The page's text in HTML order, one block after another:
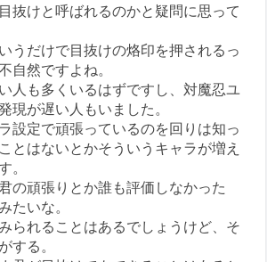
抜けと呼ばれるのかと疑問に思って
うだけで目抜けの烙印を押されるっ
自然ですよね。
人も多くいるはずですし、対魔忍ユ
現が遅い人もいました。
設定で頑張っているのを回りは知っ
とはないとかそういうキャラが増え
。
の頑張りとか誰も評価しなかった
いな。
られることはあるでしょうけど、そ
する。